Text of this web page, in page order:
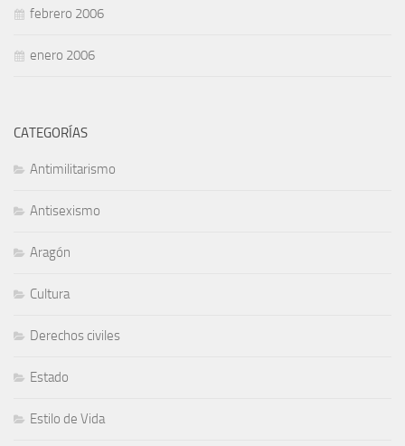
febrero 2006
enero 2006
CATEGORÍAS
Antimilitarismo
Antisexismo
Aragón
Cultura
Derechos civiles
Estado
Estilo de Vida